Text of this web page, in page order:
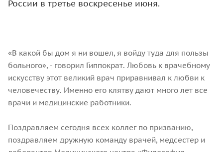
России в третье воскресенье июня.
«В какой бы дом я ни вошел, я войду туда для пользы
больного», - говорил Гиппократ. Любовь к врачебному
искусству этот великий врач приравнивал к любви к
человечеству. Именно его клятву дают много лет все
врачи и медицинские работники.
Поздравляем сегодня всех коллег по призванию,
поздравляем дружную команду врачей, медсестер и